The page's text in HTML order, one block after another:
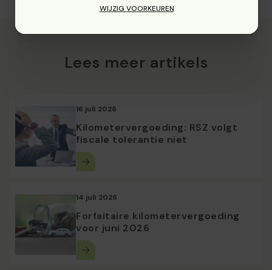
Lees meer artikels
16 juli 2026
Kilometervergoeding: RSZ volgt
fiscale tolerantie niet
14 juli 2026
Forfaitaire kilometervergoeding
voor juni 2026
WIJZIG VOORKEUREN